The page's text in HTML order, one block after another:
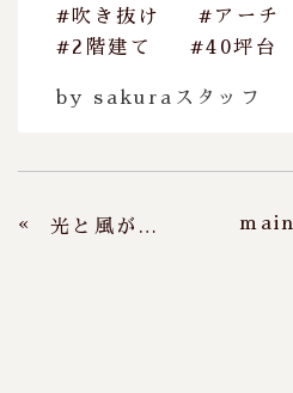
#吹き抜け #アーチ
#2階建て
#40坪台
by sakuraスタッフ
« 光と風が広がる、バルコニーと繋がる2階リビングの家 main